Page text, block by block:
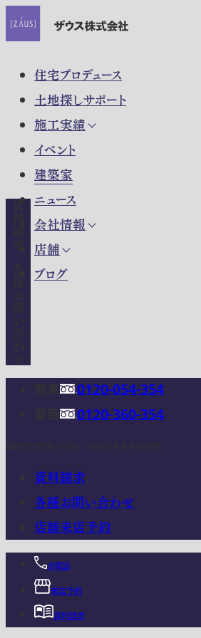
住宅プロデュース
土地探しサポート
施工実績
イベント
建築家
ニュース
会社情報
店舗
ブログ
0120-054-354
0120-360-354
資料請求
各種お問い合わせ
店舗来店予約
お電話
来店予約
資料請求